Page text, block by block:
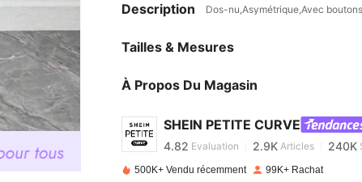
Description Dos-nu,Asymétrique,Avec
Tailles & Mesures
À Propos Du Magasin
SHEIN PETITE CURVE
4.82
4.82 Evaluation 2.9K Articles 240K
500K+ Vendu récemment 99K+ Rachat